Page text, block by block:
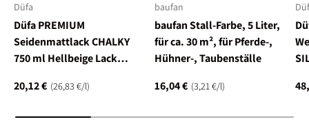
Düfa
Düfa PREMIUM
Seidenmattlack CHALKY
750 ml Hellbeige Lack
20,12 € Grundpreis
26,83 €/l
baufan
baufan Stall-Farbe, 5 Liter,
für ca. 30 m², für Pferde-,
Hühner-, Taubenställe
16,04 € Grundpreis
3,21 €/l